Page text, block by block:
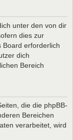
unter den von dir
dies zur
Board erforderlich
dich
Bereich
die die phpBB-
Bereichen
verarbeitet, wird